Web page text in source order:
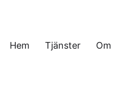
Hem Tjänster Om